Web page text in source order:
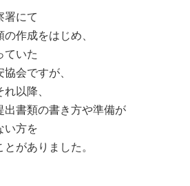
署にて
作成をはじめ、
ていた
会ですが、
以降、
出書類の書き方や準備が
い方を
がありました。